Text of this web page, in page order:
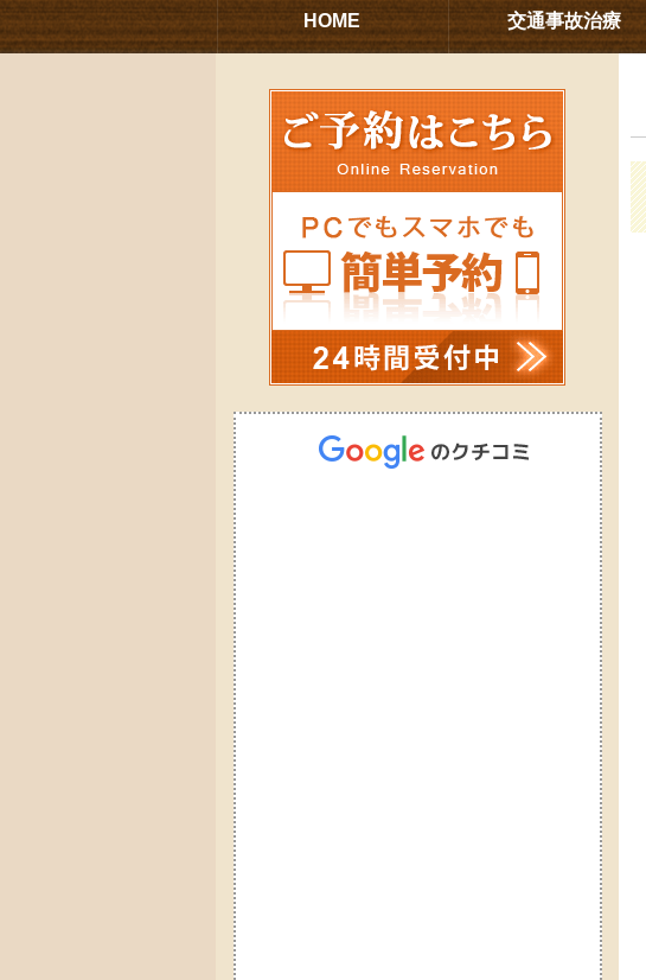
HOME 交通事故治療